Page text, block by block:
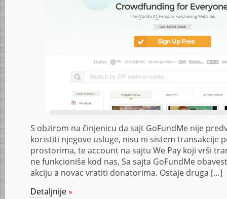
S obzirom na činjenicu da sajt GoFundMe nije
koristiti njegove usluge, nisu ni sistem transakcije
prostorima, te account na sajtu We Pay koji vrši
ne funkcioniše kod nas, Sa sajta GoFundMe
akciju a novac vratiti donatorima. Ostaje druga […]
Detaljnije»